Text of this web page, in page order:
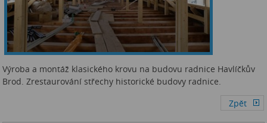
Výroba a montáž klasického krovu na budovu radnice Havlíčkův
Brod. Zrestaurování střechy historické budovy radnice.